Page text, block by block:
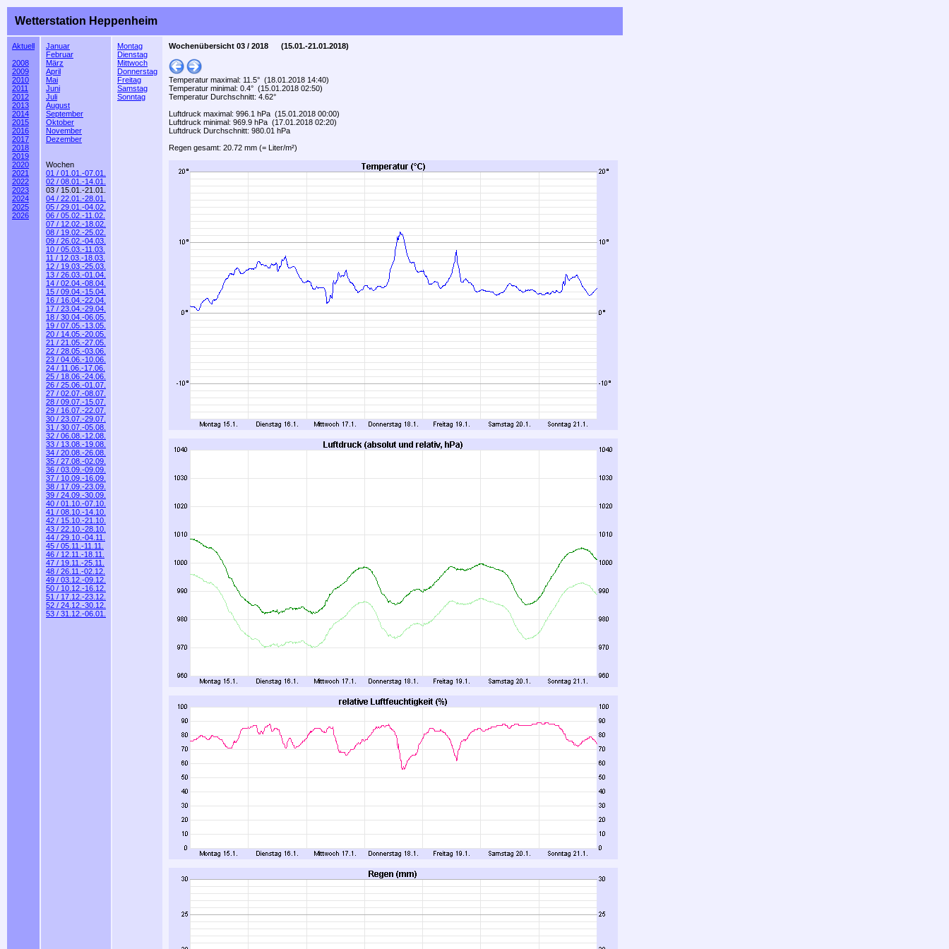
Wetterstation Heppenheim
Aktuell
2008
2009
2010
2011
2012
2013
2014
2015
2016
2017
2018
2019
2020
2021
2022
2023
2024
2025
2026
Januar
Februar
März
April
Mai
Juni
Juli
August
September
Oktober
November
Dezember
Wochen
01 / 01.01.-07.01.
02 / 08.01.-14.01.
03 / 15.01.-21.01.
04 / 22.01.-28.01.
05 / 29.01.-04.02.
06 / 05.02.-11.02.
07 / 12.02.-18.02.
08 / 19.02.-25.02.
09 / 26.02.-04.03.
10 / 05.03.-11.03.
11 / 12.03.-18.03.
12 / 19.03.-25.03.
13 / 26.03.-01.04.
14 / 02.04.-08.04.
15 / 09.04.-15.04.
16 / 16.04.-22.04.
17 / 23.04.-29.04.
18 / 30.04.-06.05.
19 / 07.05.-13.05.
20 / 14.05.-20.05.
21 / 21.05.-27.05.
22 / 28.05.-03.06.
23 / 04.06.-10.06.
24 / 11.06.-17.06.
25 / 18.06.-24.06.
26 / 25.06.-01.07.
27 / 02.07.-08.07.
28 / 09.07.-15.07.
29 / 16.07.-22.07.
30 / 23.07.-29.07.
31 / 30.07.-05.08.
32 / 06.08.-12.08.
33 / 13.08.-19.08.
34 / 20.08.-26.08.
35 / 27.08.-02.09.
36 / 03.09.-09.09.
37 / 10.09.-16.09.
38 / 17.09.-23.09.
39 / 24.09.-30.09.
40 / 01.10.-07.10.
41 / 08.10.-14.10.
42 / 15.10.-21.10.
43 / 22.10.-28.10.
44 / 29.10.-04.11.
45 / 05.11.-11.11.
46 / 12.11.-18.11.
47 / 19.11.-25.11.
48 / 26.11.-02.12.
49 / 03.12.-09.12.
50 / 10.12.-16.12.
51 / 17.12.-23.12.
52 / 24.12.-30.12.
53 / 31.12.-06.01.
Montag
Dienstag
Mittwoch
Donnerstag
Freitag
Samstag
Sonntag
Wochenübersicht 03 / 2018 (15.01.-21.01.2018)
Temperatur maximal: 11.5° (18.01.2018 14:40)
Temperatur minimal: 0.4° (15.01.2018 02:50)
Temperatur Durchschnitt: 4.62°
Luftdruck maximal: 996.1 hPa (15.01.2018 00:00)
Luftdruck minimal: 969.9 hPa (17.01.2018 02:20)
Luftdruck Durchschnitt: 980.01 hPa
Regen gesamt: 20.72 mm (= Liter/m²)